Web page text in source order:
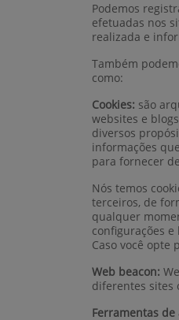
Podemos
efetuadas nos
realizada e
Também
como:
Cookies: são
websites e
diversos
informações
para fornecer
Nós temos
terceiros, de
qualquer
configurações
Caso você opte
Web beacon:
diferentes sites
Ferramentas de